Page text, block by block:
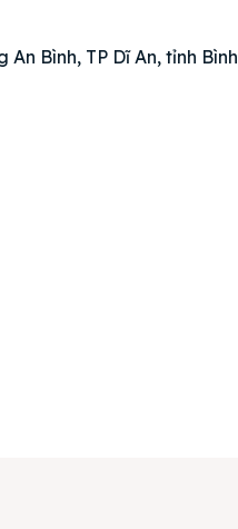
Cho thuê
Bình, TP Dĩ An, tỉnh Bình